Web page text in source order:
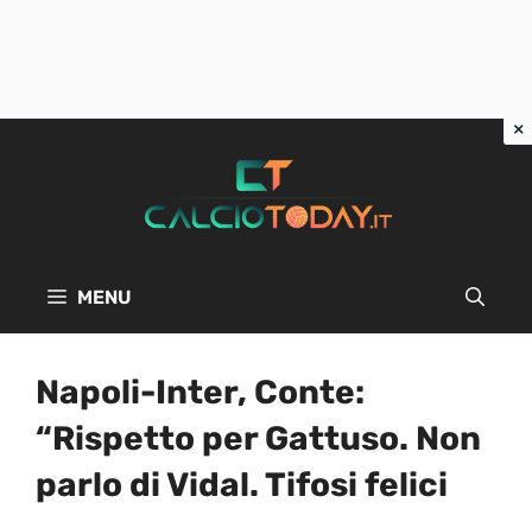
MENU
Napoli-Inter, Conte:
“Rispetto per Gattuso. Non
parlo di Vidal. Tifosi felici